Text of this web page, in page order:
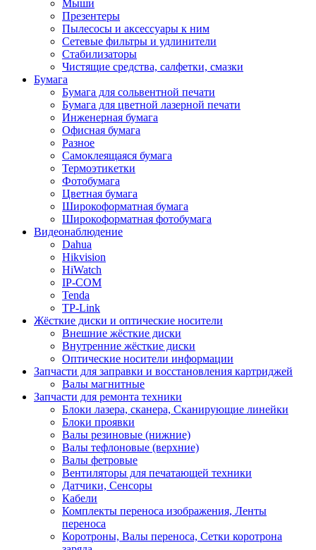
Мыши
Презентеры
Пылесосы и аксессуары к ним
Сетевые фильтры и удлинители
Стабилизаторы
Чистящие средства, салфетки, смазки
Бумага
Бумага для сольвентной печати
Бумага для цветной лазерной печати
Инженерная бумага
Офисная бумага
Разное
Самоклеящаяся бумага
Термоэтикетки
Фотобумага
Цветная бумага
Широкоформатная бумага
Широкоформатная фотобумага
Видеонаблюдение
Dahua
Hikvision
HiWatch
IP-COM
Tenda
TP-Link
Жёсткие диски и оптические носители
Внешние жёсткие диски
Внутренние жёсткие диски
Оптические носители информации
Запчасти для заправки и восстановления картриджей
Валы магнитные
Запчасти для ремонта техники
Блоки лазера, сканера, Сканирующие линейки
Блоки проявки
Валы резиновые (нижние)
Валы тефлоновые (верхние)
Валы фетровые
Вентиляторы для печатающей техники
Датчики, Сенсоры
Кабели
Комплекты переноса изображения, Ленты
переноса
Коротроны, Валы переноса, Сетки коротрона